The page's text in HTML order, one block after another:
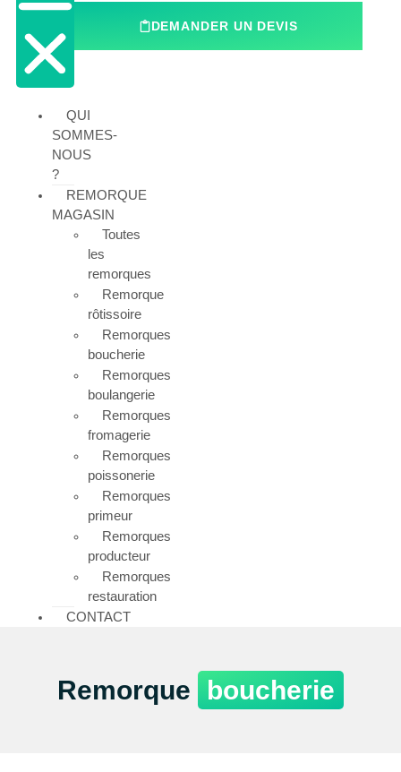
QUI
SOMMES-
NOUS
?
REMORQUE
MAGASIN
Toutes
les
remorques
Remorque
rôtissoire
Remorques
boucherie
Remorques
boulangerie
Remorques
fromagerie
Remorques
poissonerie
Remorques
primeur
Remorques
producteur
Remorques
restauration
CONTACT
DEMANDER UN DEVIS
Remorque boucherie